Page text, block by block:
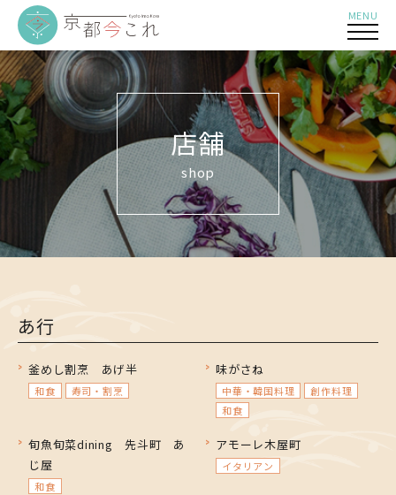
MENU
店舗
shop
あ行
釜めし割烹 あげ半
和食 寿司・割烹
味がさね
中華・韓国料理
創作料理
和食
旬魚旬菜dining 先斗町 あ
じ屋
和食
アモーレ木屋町
イタリアン